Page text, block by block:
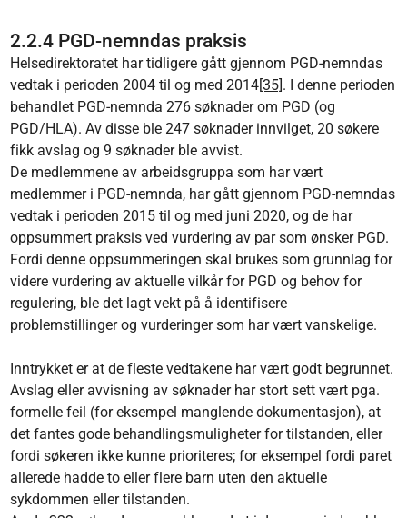
2.2.4 PGD-nemndas praksis
Helsedirektoratet har tidligere gått gjennom PGD-nemndas
vedtak i perioden 2004 til og med 2014[35]. I denne perioden
behandlet PGD-nemnda 276 søknader om PGD (og
PGD/HLA). Av disse ble 247 søknader innvilget, 20 søkere
fikk avslag og 9 søknader ble avvist.
De medlemmene av arbeidsgruppa som har vært
medlemmer i PGD-nemnda, har gått gjennom PGD-nemndas
vedtak i perioden 2015 til og med juni 2020, og de har
oppsummert praksis ved vurdering av par som ønsker PGD.
Fordi denne oppsummeringen skal brukes som grunnlag for
videre vurdering av aktuelle vilkår for PGD og behov for
regulering, ble det lagt vekt på å identifisere
problemstillinger og vurderinger som har vært vanskelige.
Inntrykket er at de fleste vedtakene har vært godt begrunnet.
Avslag eller avvisning av søknader har stort sett vært pga.
formelle feil (for eksempel manglende dokumentasjon), at
det fantes gode behandlingsmuligheter for tilstanden, eller
fordi søkeren ikke kunne prioriteres; for eksempel fordi paret
allerede hadde to eller flere barn uten den aktuelle
sykdommen eller tilstanden.